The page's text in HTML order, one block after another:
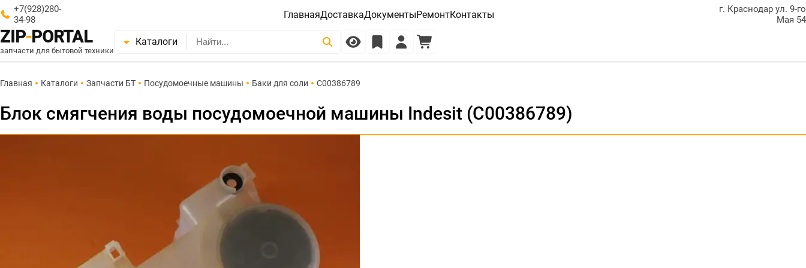
+7(928)280-
34-98
ГлавнаяДоставкаДокументыРемонтКонтакты
г. Краснодар ул. 9-го
Мая 54
ZIP-PORTAL
запчасти для бытовой техники
Каталоги
Главная Каталоги Запчасти БТ Посудомоечные машины Баки для соли C00386789
Блок смягчения воды посудомоечной машины Indesit (C00386789)